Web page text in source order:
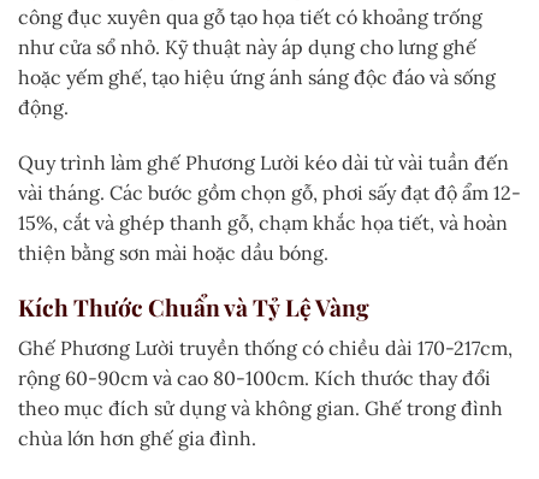
công đục xuyên qua gỗ tạo họa tiết có khoảng trống
như cửa sổ nhỏ. Kỹ thuật này áp dụng cho lưng ghế
hoặc yếm ghế, tạo hiệu ứng ánh sáng độc đáo và sống
động.
Quy trình làm ghế Phương Lười kéo dài từ vài tuần đến
vài tháng. Các bước gồm chọn gỗ, phơi sấy đạt độ ẩm 12-
15%, cắt và ghép thanh gỗ, chạm khắc họa tiết, và hoàn
thiện bằng sơn mài hoặc dầu bóng.
Kích Thước Chuẩn và Tỷ Lệ Vàng
Ghế Phương Lười truyền thống có chiều dài 170-217cm,
rộng 60-90cm và cao 80-100cm. Kích thước thay đổi
theo mục đích sử dụng và không gian. Ghế trong đình
chùa lớn hơn ghế gia đình.